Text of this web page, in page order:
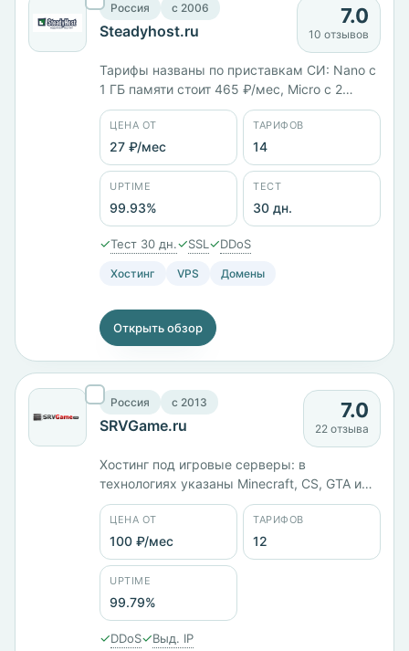
Россия c 2006
Steadyhost.ru
7.0
10 отзывов
Тарифы названы по приставкам СИ: Nano с
1 ГБ памяти стоит 465 ₽/мес, Micro с 2
ядрами и 2 ГБ — 700 ₽/мес, Kilo с 3 ядрами,
3 ГБ и диском на 100 ГБ — 935 ₽/мес.
Четыре панели, включая RootPanel,
площадки в России, Германии и
Нидерландах. Тест 30 дней, возврат
средств.
ЦЕНА ОТ
27 ₽/мес
ТАРИФОВ
14
UPTIME
99.93%
ТЕСТ
30 дн.
✓Тест 30 дн.✓SSL ✓DDoS
Хостинг VPS Домены
Открыть обзор
Россия c 2013
SRVGame.ru
7.0
22 отзыва
Хостинг под игровые серверы: в
технологиях указаны Minecraft, CS, GTA и
RUST, а тарифы названы по процессорам.
Xeon E5 с 2 ядрами и 4 ГБ памяти стоит 600
₽/мес, с 4 ядрами и 16 ГБ — 1200 ₽/мес,
KVM с 12 ядрами и 48 ГБ — 3060 ₽/мес.
Юрлицо ИП Рылов, серверы в России.
ЦЕНА ОТ
100 ₽/мес
ТАРИФОВ
12
UPTIME
99.79%
✓DDoS✓Выд. IP